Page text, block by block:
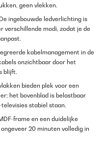
geen vlekken.
De ingebouwde ledverlichting is
verschillende modi, zodat je de
kabelmanagement in de
onzichtbaar door het
blijft.
bieden plek voor een
het bovenblad is belastbaar
stabiel staan.
frame en een duidelijke
20 minuten volledig in